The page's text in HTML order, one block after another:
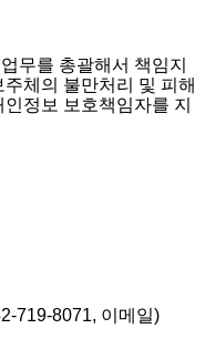
무를 총괄해서 책임지
체의 불만처리 및 피해
정보 보호책임자를 지
719-8071, 이메일)